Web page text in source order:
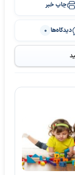
چاپ خبر
دیدگاه‌ها 0